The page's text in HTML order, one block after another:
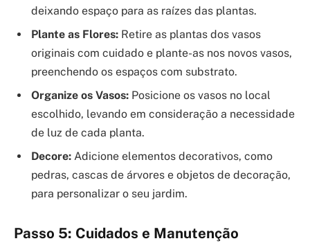
deixando espaço para as raízes das plantas.
Plante as Flores: Retire as plantas dos vasos
originais com cuidado e plante-as nos novos vasos,
preenchendo os espaços com substrato.
Organize os Vasos: Posicione os vasos no local
escolhido, levando em consideração a necessidade
de luz de cada planta.
Decore: Adicione elementos decorativos, como
pedras, cascas de árvores e objetos de decoração,
para personalizar o seu jardim.
Passo 5: Cuidados e Manutenção